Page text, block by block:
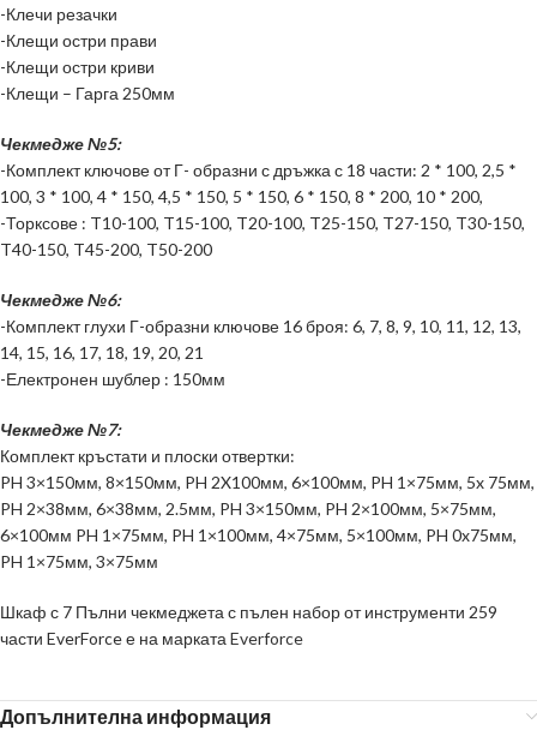
-Клечи резачки
-Клещи остри прави
-Клещи остри криви
-Клещи – Гарга 250мм
Чекмедже№5:
-Комплект ключове от Г- образни с дръжка с 18 части: 2 * 100, 2,5 *
100, 3 * 100, 4 * 150, 4,5 * 150, 5 * 150, 6 * 150, 8 * 200, 10 * 200,
-Торксове : T10-100, T15-100, T20-100, T25-150, T27-150, T30-150,
T40-150, T45-200, T50-200
Чекмедже№6:
-Комплект глухи Г-образни ключове 16 броя: 6, 7, 8, 9, 10, 11, 12, 13,
14, 15, 16, 17, 18, 19, 20, 21
-Електронен шублер : 150мм
Чекмедже№7:
Комплект кръстати и плоски отвертки:
PH 3×150мм, 8×150мм, PH 2X100мм, 6×100мм, PH 1×75мм, 5x 75мм,
PH 2×38мм, 6×38мм, 2.5мм, PH 3×150мм, PH 2×100мм, 5×75мм,
6×100мм PH 1×75мм, PH 1×100мм, 4×75мм, 5×100мм, PH 0x75мм,
PH 1×75мм, 3×75мм
Шкаф с 7 Пълни чекмеджета с пълен набор от инструменти 259
части EverForce е на маркатаEverforce
Допълнителна информация